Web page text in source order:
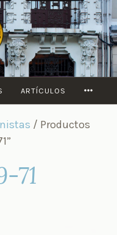
ARTÍCULOS
/ Productos
71